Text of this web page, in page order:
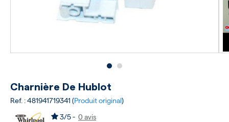
Charnière De Hublot
Ref. : 481941719341 (Produit original)
3/5 - 0 avis